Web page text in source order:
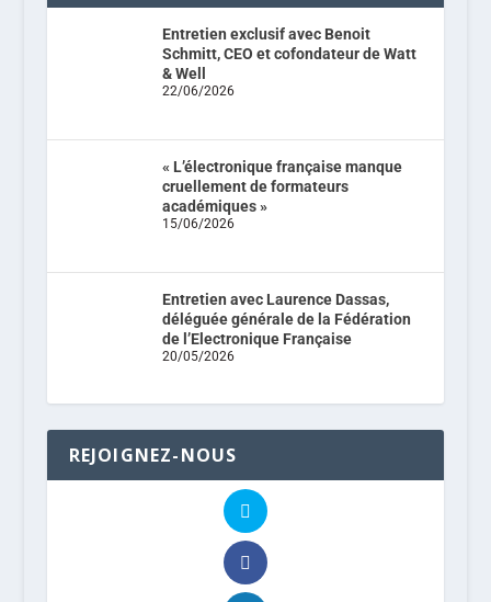
Entretien exclusif avec Benoit
Schmitt, CEO et cofondateur de Watt
& Well
22/06/2026
« L’électronique française manque
cruellement de formateurs
académiques »
15/06/2026
Entretien avec Laurence Dassas,
déléguée générale de la Fédération
de l’Electronique Française
20/05/2026
REJOIGNEZ-NOUS